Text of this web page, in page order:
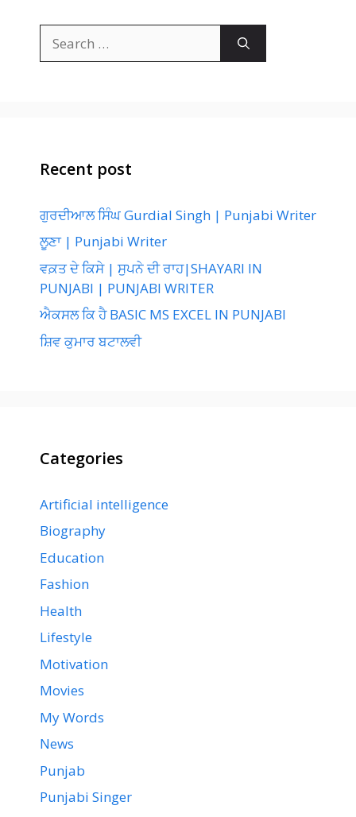
for:
Recent post
ਗੁਰਦੀਆਲ ਸਿੰਘ Gurdial Singh | Punjabi Writer
ਲੂਣਾ | Punjabi Writer
ਵਕ਼ਤ ਦੇ ਕਿਸੇ | ਸੁਪਨੇ ਦੀ ਰਾਹ|SHAYARI IN
PUNJABI | PUNJABI WRITER
ਐਕਸਲ ਕਿ ਹੈ BASIC MS EXCEL IN PUNJABI
ਸ਼ਿਵ ਕੁਮਾਰ ਬਟਾਲਵੀ
Categories
Artificial intelligence
Biography
Education
Fashion
Health
Lifestyle
Motivation
Movies
My Words
News
Punjab
Punjabi Singer